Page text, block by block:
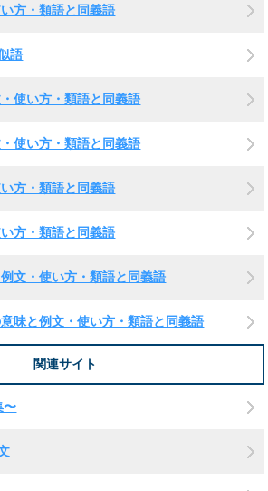
方・類語と同義語
語
使い方・類語と同義語
使い方・類語と同義語
方・類語と同義語
方・類語と同義語
文・使い方・類語と同義語
味と例文・使い方・類語と同義語
関連サイト
〜